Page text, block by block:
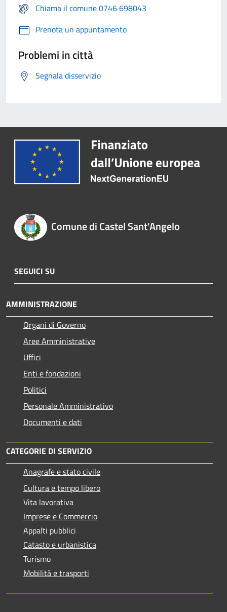
Chiama il comune 0746 698043
Prenota un appuntamento
Problemi in città
Segnala disservizio
Comune di Castel Sant'Angelo
SEGUICI SU
AMMINISTRAZIONE
Organi di Governo
Aree Amministrative
Uffici
Enti e fondazioni
Politici
Personale Amministrativo
Documenti e dati
CATEGORIE DI SERVIZIO
Anagrafe e stato civile
Cultura e tempo libero
Vita lavorativa
Imprese e Commercio
Appalti pubblici
Catasto e urbanistica
Turismo
Mobilità e trasporti